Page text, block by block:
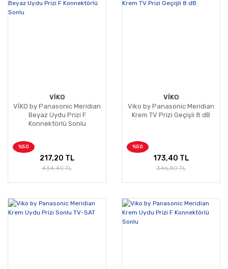
VİKO
VİKO by Panasonic Meridian
Beyaz Uydu Prizi F
Konnektörlü Sonlu
%50
217,20 TL
434,40 TL
VİKO
Viko by Panasonic Meridian
Krem TV Prizi Geçişli 8 dB
%50
173,40 TL
346,80 TL